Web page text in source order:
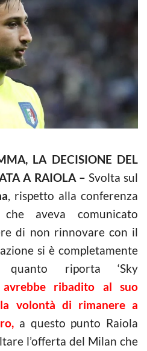
LA DECISIONE DEL
A RAIOLA – Svolta sul
, rispetto alla conferenza
aveva comunicato
di non rinnovare con il
si è completamente
quanto riporta ‘Sky
avrebbe ribadito al suo
volontà di rimanere a
a questo punto Raiola
l’offerta del Milan che